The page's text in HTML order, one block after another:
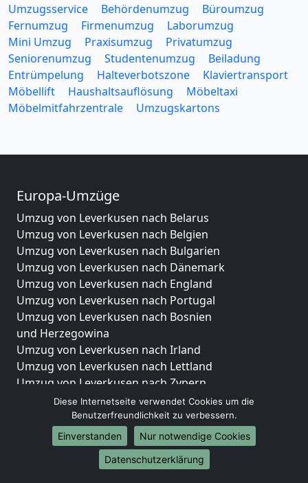
Umzugsservice Behördenumzug
Büroumzug
Fernumzug
Firmenumzug
Laborumzug
Mini Umzug
Praxisumzug
Privatumzug
Seniorenumzug
Studentenumzug
Beiladung
Entrümpelung
Halteverbotszone
Klaviertransport
Möbellift
Haushaltsauflösung
Möbeltaxi
Möbelmitfahrzentrale
Umzugskartons
Europa-Umzüge
Umzug von Leverkusen nach Belarus
Umzug von Leverkusen nach Belgien
Umzug von Leverkusen nach Bulgarien
Umzug von Leverkusen nach Dänemark
Umzug von Leverkusen nach England
Umzug von Leverkusen nach Portugal
Umzug von Leverkusen nach Bosnien
und Herzegowina
Umzug von Leverkusen nach Irland
Umzug von Leverkusen nach Lettland
Umzug von Leverkusen nach Zypern
Umzug von Leverkusen nach Kroatien
Umzug von Leverkusen nach Estland
Umzug von Leverkusen nach Finnland
Umzug von Leverkusen nach Frankreich
Umzug von Leverkusen nach Griechenland
Diese Internetseite verwendet Cookies um die
Benutzerfreundlichkeit zu verbessern.
Einverstanden
Nur notwendige Cookies
Datenschutzerklärung